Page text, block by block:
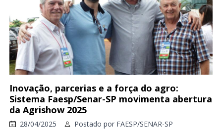
Inovação, parcerias e a força do agro:
Sistema Faesp/Senar-SP movimenta abertura
da Agrishow 2025
28/04/2025 Postado por FAESP/SENAR-SP